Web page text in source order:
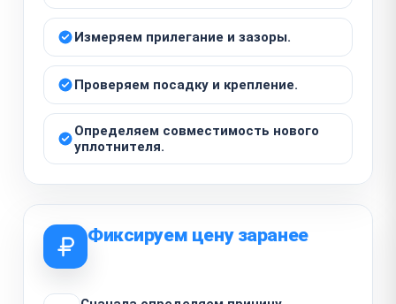
Измеряем прилегание и зазоры.
Проверяем посадку и крепление.
Определяем совместимость нового
уплотнителя.
Фиксируем цену заранее